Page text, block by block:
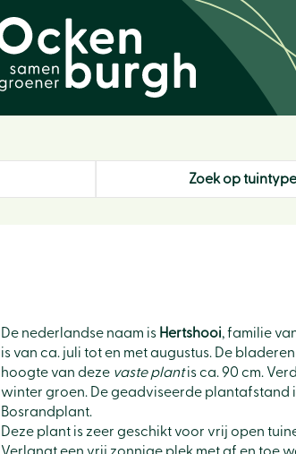
Zoek op tuintype
De nederlandse naam is Hertshooi, familie
is van ca. juli tot en met augustus. De
hoogte van deze vaste plantis ca. 90 cm.
winter groen. De geadviseerde plantafstand
Bosrandplant.
Deze plant is zeer geschikt voor vrij open